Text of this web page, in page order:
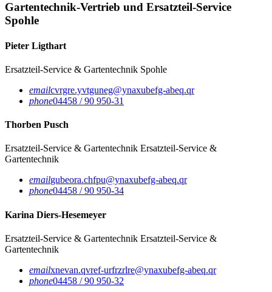
Gartentechnik-Vertrieb und Ersatzteil-Service
Spohle
Pieter Ligthart
Ersatzteil-Service & Gartentechnik Spohle
emailcvrgre.yvtguneg@ynaxubefg-abeq.qr
phone04458 / 90 950-31
Thorben Pusch
Ersatzteil-Service & Gartentechnik Ersatzteil-Service &
Gartentechnik
emailgubeora.chfpu@ynaxubefg-abeq.qr
phone04458 / 90 950-34
Karina Diers-Hesemeyer
Ersatzteil-Service & Gartentechnik Ersatzteil-Service &
Gartentechnik
emailxnevan.qvref-urfrzrlre@ynaxubefg-abeq.qr
phone04458 / 90 950-32